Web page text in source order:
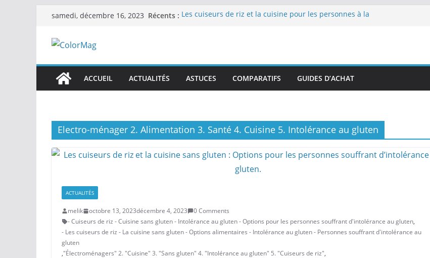
Passer
contenu
samedi, décembre 16, 2023 Récents : Les cuiseurs de riz et la cuisine pour les personnes à la
en grande quantité.
Les cuiseurs de riz et la préparation de plats pour les
ACCUEIL ACTUALITÉS ASTUCES COMPARATIFS GUIDES D’ACHAT
Electro-ménager 2. Alimentation 3. Santé 4. Cuisine 5. Intolérance au gluten
ACTUALITÉS
melik octobre 13, 2023décembre 4, 2023
0 Comments
- Cuiseurs de riz - Cuisine sans gluten - Intolérance au gluten - Options pour les personnes souffrant d'intolérance au gluten,
- Les cuiseurs de riz - La cuisine sans gluten - Options alimentaires - Intolérance au gluten - Personnes souffrant d'intolérance au
gluten
,"Électroménagers" 2. "Cuisine" 3. "Sans gluten" 4. "Intolérance au gluten" 5. "Cuiseurs de riz",